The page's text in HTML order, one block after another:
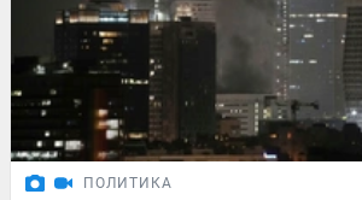
ПОЛИТИКА